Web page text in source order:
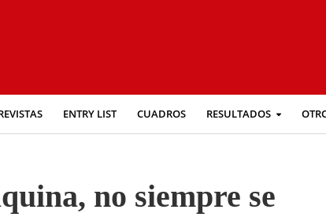
ENTRY LIST CUADROS RESULTADOS
no siempre se